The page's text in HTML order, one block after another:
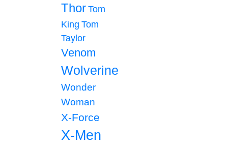
Thor Tom
King Tom
Taylor
Venom
Wolverine
Wonder
Woman
X-Force
X-Men